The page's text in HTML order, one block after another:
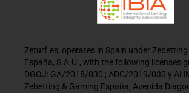
Zeturf.es, operates in Spain under
España, S.A.U., with the following licenses
DGOJ: GA/2018/030 ; ADC/2019/030 y
Zebetting & Gaming España, Avenida